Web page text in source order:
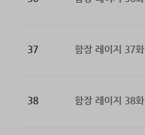
37 함장 레이지 37화
38 함장 레이지 38화